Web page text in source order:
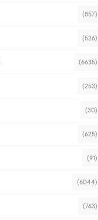
(857)
(526)
(6635)
(253)
(30)
(625)
(91)
(6044)
(763)